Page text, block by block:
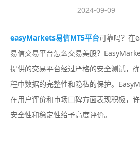
2024-09-09
easyMarkets易信MT5平台可靠吗？在
易信交易平台怎么交易美股？
提供的交易平台经过严格的安全测试，
程中数据的完整性和隐私的保护。
在用户评价和市场口碑方面表现积极，
安全性和稳定性给予高度评价。